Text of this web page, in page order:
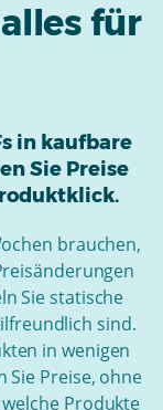
für
in kaufbare
Sie Preise
brauchen,
Sie statische
sind.
in wenigen
Preise, ohne
welche Produkte